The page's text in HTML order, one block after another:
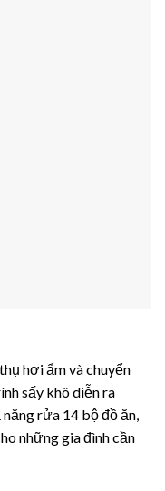
hơi ẩm và chuyển
sấy khô diễn ra
rửa 14 bộ đồ ăn,
những gia đình cần